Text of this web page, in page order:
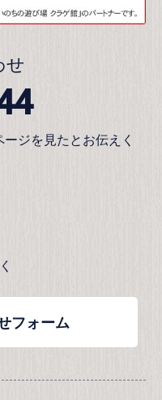
せ
ジを見たとお伝えく
フォーム